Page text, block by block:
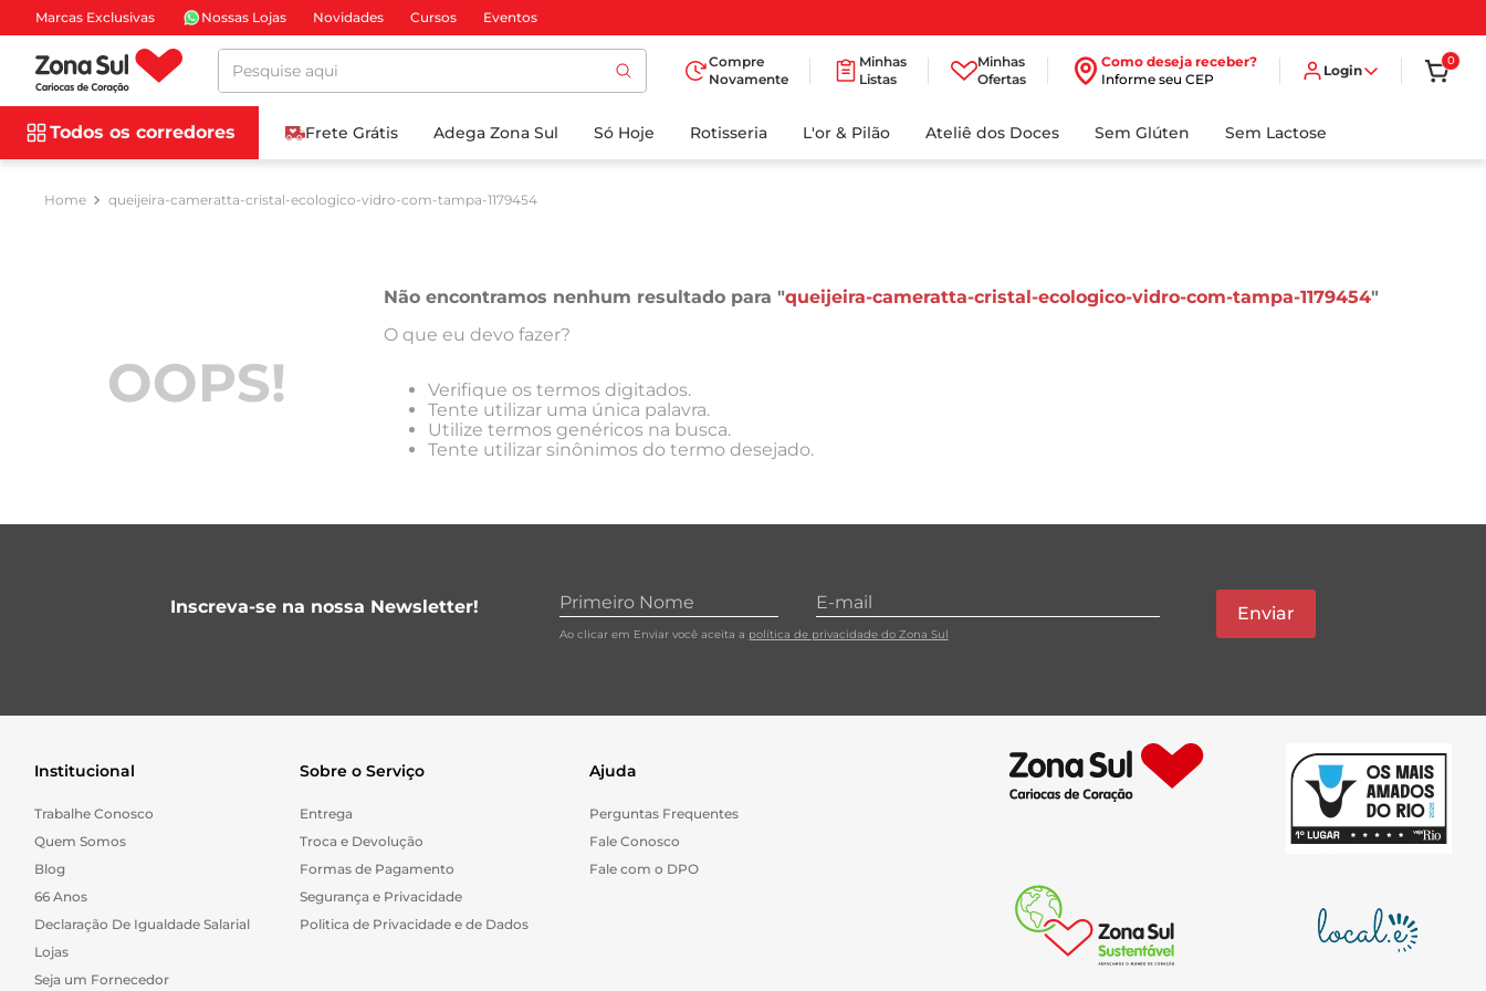
Marcas Exclusivas Nossas Lojas Novidades Cursos Eventos
Pesquise aqui
Compre
Novamente
Minhas
Listas
Minhas
Ofertas
Como deseja receber?
Informe seu CEP
Login
0
Todos os corredores Frete Grátis Adega Zona Sul Só Hoje Rotisseria L'or & Pilão Ateliê dos Doces Sem Glúten Sem Lactose
queijeira-cameratta-cristal-ecologico-vidro-com-tampa-1179454
OOPS!
Não encontramos nenhum resultado para "queijeira-cameratta-cristal-ecologico-vidro-com-tampa-1179454"
O que eu devo fazer?
Verifique os termos digitados.
Tente utilizar uma única palavra.
Utilize termos genéricos na busca.
Tente utilizar sinônimos do termo desejado.
Inscreva-se na nossa Newsletter!
Ao clicar em Enviar você aceita a política de privacidade do Zona Sul
Enviar
Institucional
Trabalhe Conosco
Quem Somos
Blog
66 Anos
Declaração De Igualdade Salarial
Lojas
Seja um Fornecedor
Sobre o Serviço
Entrega
Troca e Devolução
Formas de Pagamento
Segurança e Privacidade
Politica de Privacidade e de Dados
Ajuda
Perguntas Frequentes
Fale Conosco
Fale com o DPO
BUSCADOS
7º
8º
biscoito